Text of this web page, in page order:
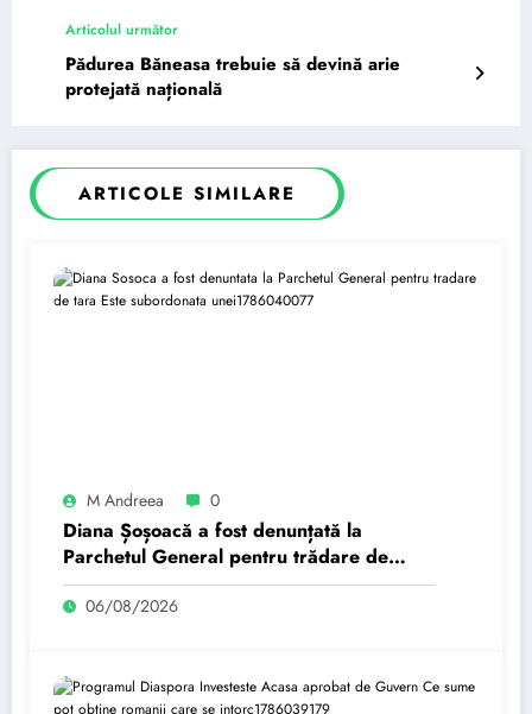
Articolul următor
Pădurea Băneasa trebuie să devină arie
protejată națională
ARTICOLE SIMILARE
M Andreea 0
Diana Șoșoacă a fost denunțată la
Parchetul General pentru trădare de
țară: „Este subordonată unei…”
06/08/2026